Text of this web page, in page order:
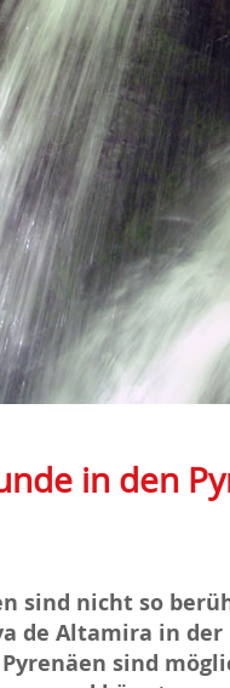
in den
sind nicht so
de Altamira in
sind